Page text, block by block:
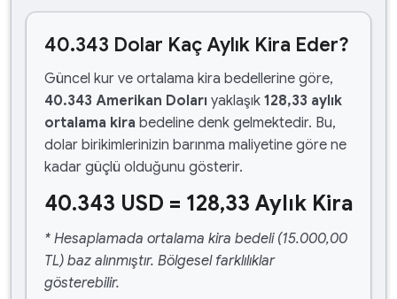
40.343 Dolar Kaç Aylık Kira Eder?
Güncel kur ve ortalama kira bedellerine göre,
40.343 Amerikan Doları yaklaşık 128,33 aylık
ortalama kira bedeline denk gelmektedir. Bu,
dolar birikimlerinizin barınma maliyetine göre ne
kadar güçlü olduğunu gösterir.
40.343 USD = 128,33 Aylık Kira
* Hesaplamada ortalama kira bedeli (15.000,00
TL) baz alınmıştır. Bölgesel farklılıklar
gösterebilir.